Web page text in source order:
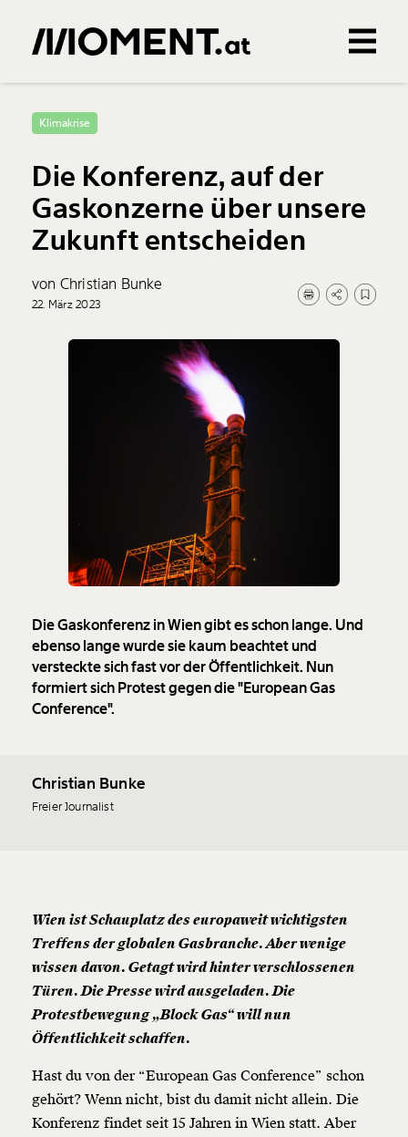
0Treffer
Klimakrise
Die Konferenz, auf der
Gaskonzerne über unsere
Zukunft entscheiden
von Christian Bunke
22. März 2023
Die Gaskonferenz in Wien gibt es schon lange. Und
ebenso lange wurde sie kaum beachtet und
versteckte sich fast vor der Öffentlichkeit. Nun
formiert sich Protest gegen die "European Gas
Conference".
Christian Bunke
Freier Journalist
Wien ist Schauplatz des europaweit wichtigsten
Treffens der globalen Gasbranche. Aber wenige
wissen davon. Getagt wird hinter verschlossenen
Türen. Die Presse wird ausgeladen. Die
Protestbewegung „Block Gas“ will nun
Öffentlichkeit schaffen.
Hast du von der “European Gas Conference” schon
gehört? Wenn nicht, bist du damit nicht allein. Die
Konferenz findet seit 15 Jahren in Wien statt. Aber